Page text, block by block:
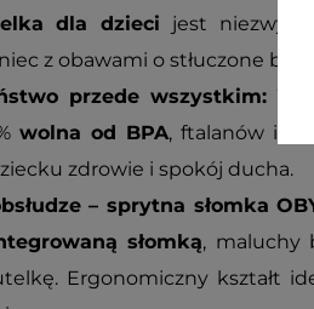
dla dzieci jest
z obawami o stłuczone
przede wszystkim:
wolna od BPA, ftalanów i
zdrowie i spokój ducha.
– sprytna słomka
słomką, maluchy
Ergonomiczny kształt